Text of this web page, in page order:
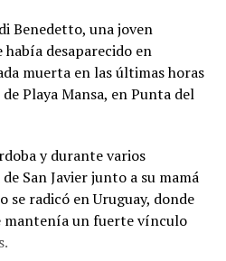
Nello Musumeci, advirtió
sísmica y señaló que
superior a 3 podrían
mantienen el monitoreo
asistencia donde haga
Benedetto, una joven
desaparecido en
muerta en las últimas horas
Playa Mansa, en Punta del
y durante varios
San Javier junto a su mamá
se radicó en Uruguay, donde
mantenía un fuerte vínculo